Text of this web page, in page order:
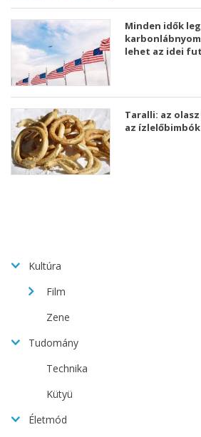
Minden idők
lehet az idei
Taralli: az
az
Kultúra
Film
Zene
Tudomány
Technika
Kütyü
Életmód